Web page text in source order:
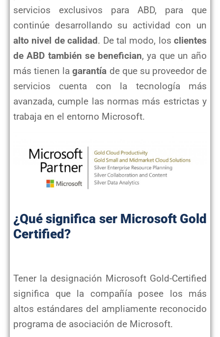
servicios exclusivos para ABD, para que
continúe desarrollando su actividad con un
alto nivel de calidad. De tal modo, los clientes
de ABD también se benefician, ya que un año
más tienen lagarantía de que su proveedor de
servicios cuenta con la tecnología más
avanzada, cumple las normas más estrictas y
trabaja en el entorno Microsoft.
¿Qué significa ser Microsoft Gold
Certified?
Tener la designación Microsoft Gold-Certified
significa que la compañía posee los más
altos estándares del ampliamente reconocido
programa de asociación de Microsoft.